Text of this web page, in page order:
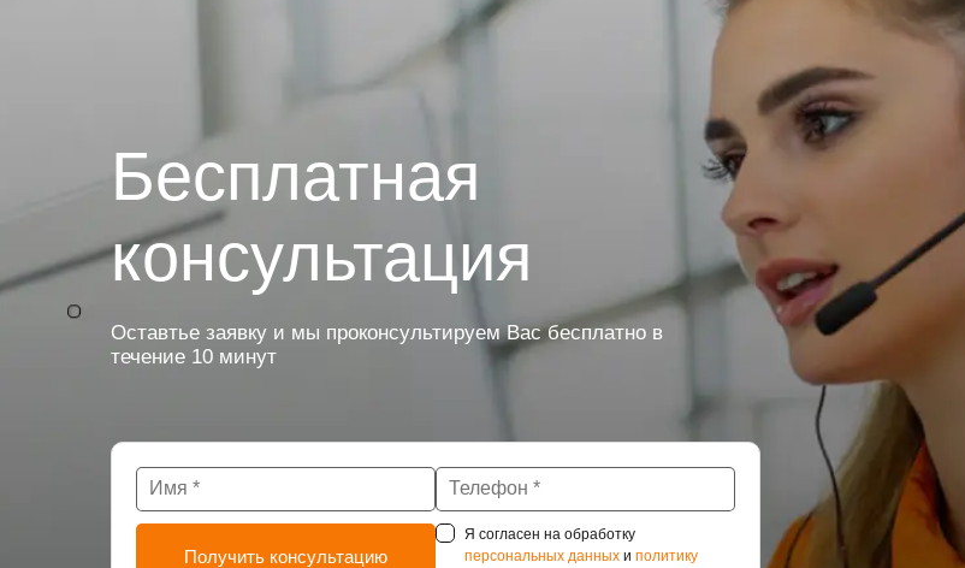
Бесплатная
консультация
Оставтье заявку и мы проконсультируем Вас бесплатно в
течение 10 минут
Я согласен на обработку
персональных данныхи политику